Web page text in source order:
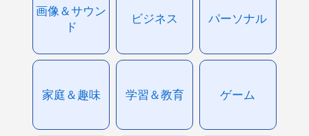
画像＆サウン
ド
ビジネス パーソナル
家庭＆趣味 学習＆教育 ゲーム